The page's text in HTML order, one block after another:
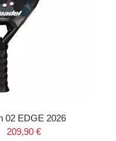
02 EDGE 2026
209,90 €